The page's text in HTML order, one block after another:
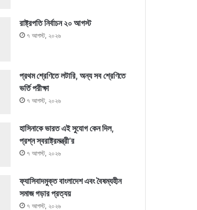
রাষ্ট্রপতি নির্বাচন ২০ আগস্ট
৭ আগস্ট, ২০২৬
প্রথম শ্রেণিতে লটারি, অন্য সব শ্রেণিতে
ভর্তি পরীক্ষা
৭ আগস্ট, ২০২৬
হাসিনাকে ভারত এই সুযোগ কেন দিল,
প্রশ্ন স্বরাষ্ট্রমন্ত্রী’র
৭ আগস্ট, ২০২৬
ফ্যাসিবাদমুক্ত বাংলাদেশ এবং বৈষম্যহীন
সমাজ গড়ার প্রত্যয়
৭ আগস্ট, ২০২৬